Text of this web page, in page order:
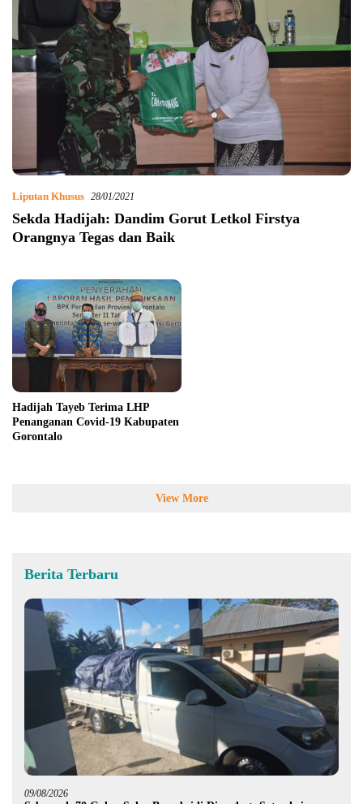
Liputan Khusus 28/01/2021
Sekda Hadijah: Dandim Gorut Letkol Firstya
Orangnya Tegas dan Baik
Hadijah Tayeb Terima LHP
Penanganan Covid-19 Kabupaten
Gorontalo
View More
Berita Terbaru
09/08/2026